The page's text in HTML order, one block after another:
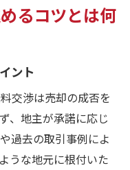
るコツとは何
ント
交渉は売却の成否を
、地主が承諾に応じ
過去の取引事例によ
うな地元に根付いた